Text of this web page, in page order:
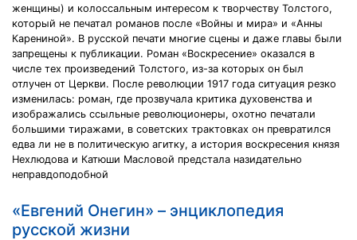
женщины) и колоссальным интересом к творчеству Толстого,
который не печатал романов после «Войны и мира» и «Анны
Карениной». В русской печати многие сцены и даже главы были
запрещены к публикации. Роман «Воскресение» оказался в
числе тех произведений Толстого, из-за которых он был
отлучен от Церкви. После революции 1917 года ситуация резко
изменилась: роман, где прозвучала критика духовенства и
изображались ссыльные революционеры, охотно печатали
большими тиражами, в советских трактовках он превратился
едва ли не в политическую агитку, а история воскресения князя
Нехлюдова и Катюши Масловой предстала назидательно
неправдоподобной
«Евгений Онегин» – энциклопедия
русской жизни